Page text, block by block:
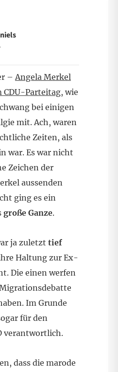
– Angela Merkel
CDU-Parteitag, wie
bei einigen
mit. Ach, waren
Zeiten, als
war. Es war nicht
Zeichen der
aussenden
ging es ein
große Ganze.
ja zuletzt tief
Haltung zur Ex-
Die einen werfen
Im Grunde
für den
verantwortlich.
dass die marode